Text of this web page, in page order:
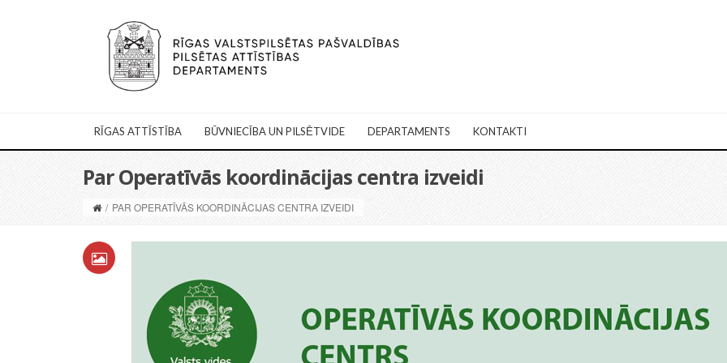
RĪGAS ATTĪSTĪBA BŪVNIECĪBA UN PILSĒTVIDE DEPARTAMENTS KONTAKTI
Par Operatīvās koordinācijas centra izveidi
/ PAR OPERATĪVĀS KOORDINĀCIJAS CENTRA IZVEIDI